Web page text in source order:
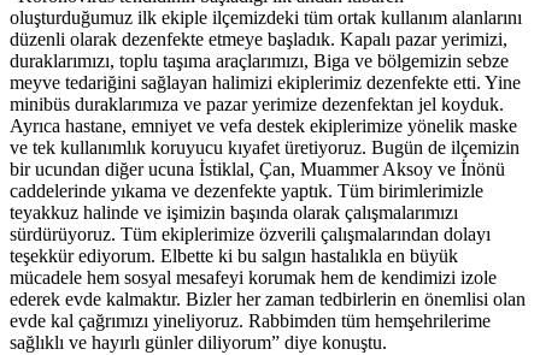
oluşturduğumuz ilk ekiple ilçemizdeki tüm ortak kullanım alanlarını
düzenli olarak dezenfekte etmeye başladık. Kapalı pazar yerimizi,
duraklarımızı, toplu taşıma araçlarımızı, Biga ve bölgemizin sebze
meyve tedariğini sağlayan halimizi ekiplerimiz dezenfekte etti. Yine
minibüs duraklarımıza ve pazar yerimize dezenfektan jel koyduk.
Ayrıca hastane, emniyet ve vefa destek ekiplerimize yönelik maske
ve tek kullanımlık koruyucu kıyafet üretiyoruz. Bugün de ilçemizin
bir ucundan diğer ucuna İstiklal, Çan, Muammer Aksoy ve İnönü
caddelerinde yıkama ve dezenfekte yaptık. Tüm birimlerimizle
teyakkuz halinde ve işimizin başında olarak çalışmalarımızı
sürdürüyoruz. Tüm ekiplerimize özverili çalışmalarından dolayı
teşekkür ediyorum. Elbette ki bu salgın hastalıkla en büyük
mücadele hem sosyal mesafeyi korumak hem de kendimizi izole
ederek evde kalmaktır. Bizler her zaman tedbirlerin en önemlisi olan
evde kal çağrımızı yineliyoruz. Rabbimden tüm hemşehrilerime
sağlıklı ve hayırlı günler diliyorum” diye konuştu.